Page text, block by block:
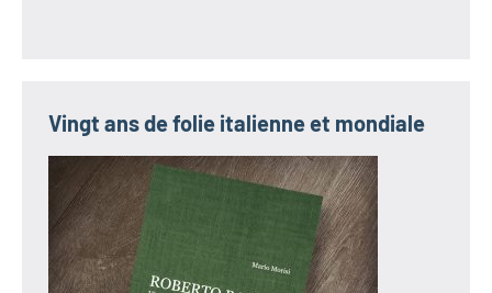
Vingt ans de folie italienne et mondiale